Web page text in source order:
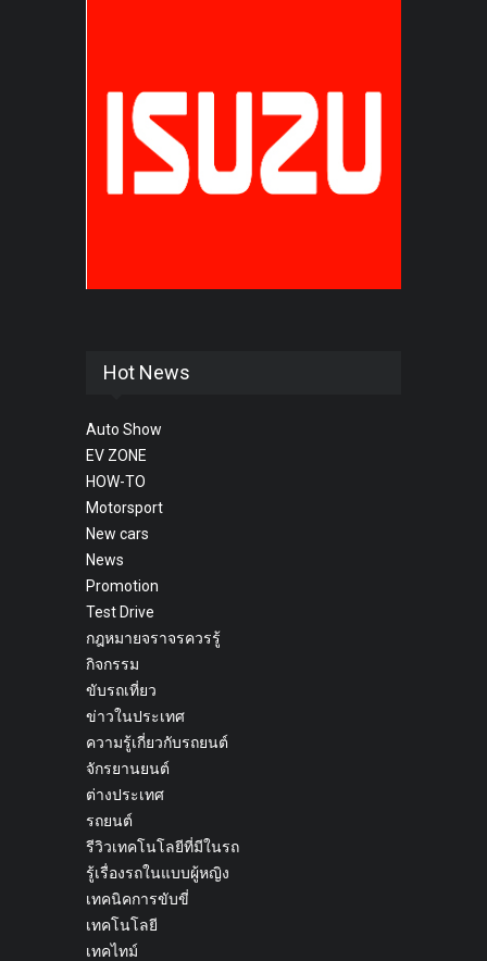
Hot News
Auto Show
EV ZONE
HOW-TO
Motorsport
New cars
News
Promotion
Test Drive
กฎหมายจราจรควรรู้
กิจกรรม
ขับรถเที่ยว
ข่าวในประเทศ
ความรู้เกี่ยวกับรถยนต์
จักรยานยนต์
ต่างประเทศ
รถยนต์
รีวิวเทคโนโลยีที่มีในรถ
รู้เรื่องรถในแบบผู้หญิง
เทคนิคการขับขี่
เทคโนโลยี
เทคไทม์